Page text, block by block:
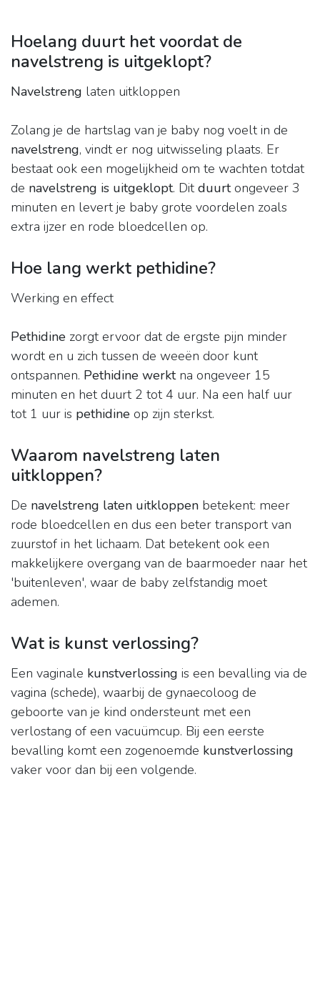
Hoelang duurt het voordat de
navelstreng is uitgeklopt?
Navelstreng laten uitkloppen
Zolang je de hartslag van je baby nog voelt in de
navelstreng, vindt er nog uitwisseling plaats. Er
bestaat ook een mogelijkheid om te wachten totdat
de navelstreng is uitgeklopt. Ditduurtongeveer 3
minuten en levert je baby grote voordelen zoals
extra ijzer en rode bloedcellen op.
Hoe lang werkt pethidine?
Werking en effect
Pethidine zorgt ervoor dat de ergste pijn minder
wordt en u zich tussen de weeën door kunt
ontspannen. Pethidine werktna ongeveer 15
minuten en het duurt 2 tot 4 uur. Na een half uur
tot 1 uur is pethidine op zijn sterkst.
Waarom navelstreng laten
uitkloppen?
De navelstreng laten uitkloppen betekent: meer
rode bloedcellen en dus een beter transport van
zuurstof in het lichaam. Dat betekent ook een
makkelijkere overgang van de baarmoeder naar het
'buitenleven', waar de baby zelfstandig moet
ademen.
Wat is kunst verlossing?
Een vaginale kunstverlossing is een bevalling via de
vagina (schede), waarbij de gynaecoloog de
geboorte van je kind ondersteunt met een
verlostang of een vacuümcup. Bij een eerste
bevalling komt een zogenoemde kunstverlossing
vaker voor dan bij een volgende.